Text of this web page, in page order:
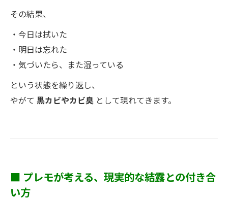
その結果、
・今日は拭いた
・明日は忘れた
・気づいたら、また湿っている
という状態を繰り返し、
やがて 黒カビやカビ臭 として現れてきます。
■ プレモが考える、現実的な結露との付き合
い方